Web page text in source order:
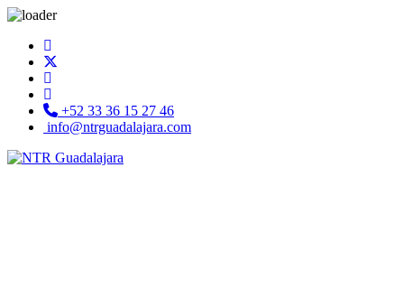
+52 33 36 15 27 46
info@ntrguadalajara.com